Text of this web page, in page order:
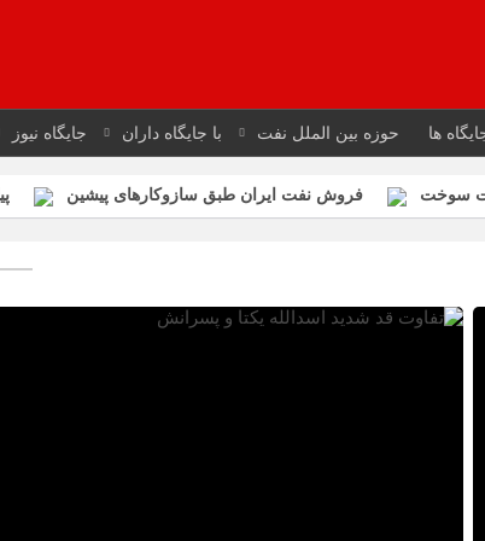
ها حوزه بین الملل نفت با جایگاه داران جایگاه نیوز
فروش نفت ایران طبق سازوکارهای پیشین
توسعه سرمایه انسانی شاهکار صنعت نفت ایران در جنگ
انتصاب سرپرست روابط عمومی